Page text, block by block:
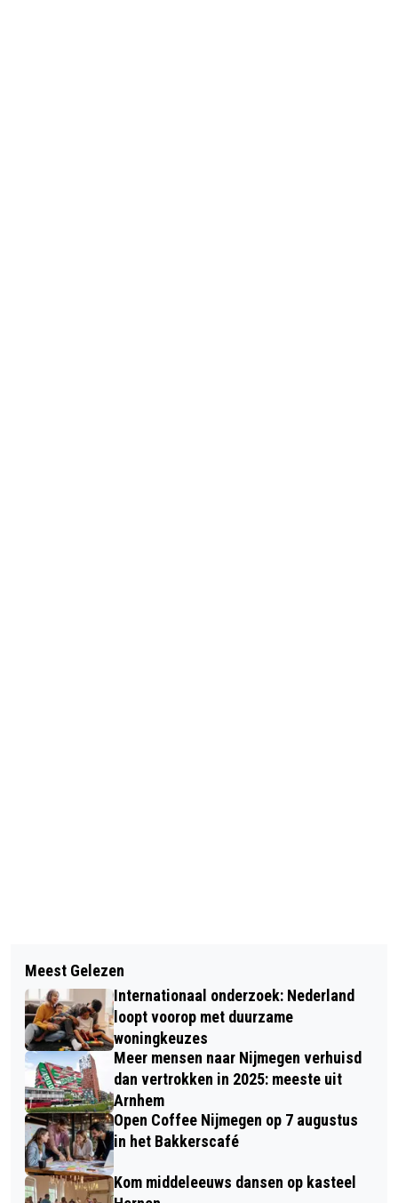
OMROEP GELDERLAND DOET LIVE
VERSLAG VAN DE STEVENSLOOP
50PLUS ACTIE RED ONZE AOW HAALT
MEER DAN 100.000 HANDTEKENINGEN
OP
Meest Gelezen
Internationaal onderzoek: Nederland
loopt voorop met duurzame
woningkeuzes
Meer mensen naar Nijmegen verhuisd
dan vertrokken in 2025: meeste uit
Arnhem
Open Coffee Nijmegen op 7 augustus
in het Bakkerscafé
Kom middeleeuws dansen op kasteel